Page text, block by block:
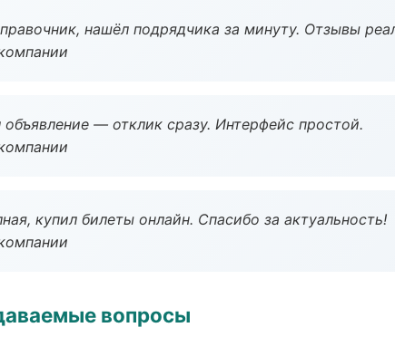
нашёл подрядчика за минуту. Отзывы
объявление — отклик сразу. Интерфейс простой.
купил билеты онлайн. Спасибо за актуальность!
вопросы